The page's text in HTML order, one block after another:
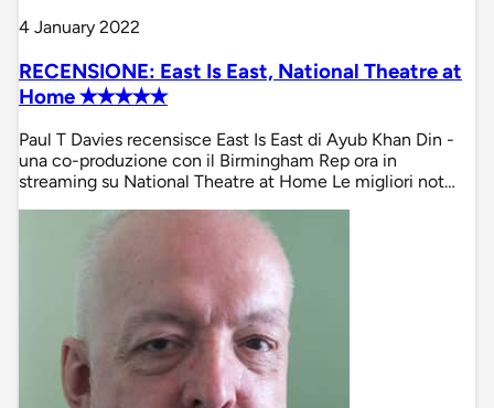
4 January 2022
RECENSIONE: East Is East, National Theatre at
Home ✭✭✭✭✭
Paul T Davies recensisce East Is East di Ayub Khan Din -
una co-produzione con il Birmingham Rep ora in
streaming su National Theatre at Home Le migliori not…